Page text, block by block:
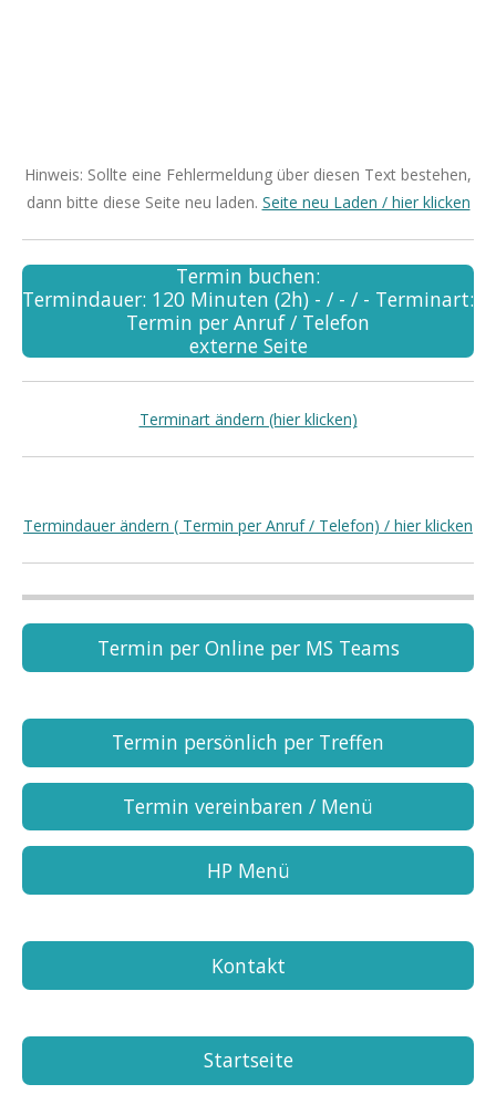
Hinweis: Sollte eine Fehlermeldung über diesen Text bestehen,
dann bitte diese Seite neu laden. Seite neu Laden / hier klicken
Termin buchen:
Termindauer: 120 Minuten (2h) - / - / - Terminart:
Termin per Anruf / Telefon
externe Seite
Terminart ändern (hier klicken)
Termindauer ändern ( Termin per Anruf / Telefon) / hier klicken
Termin per Online per MS Teams
Termin persönlich per Treffen
Termin vereinbaren / Menü
HP Menü
Kontakt
Startseite